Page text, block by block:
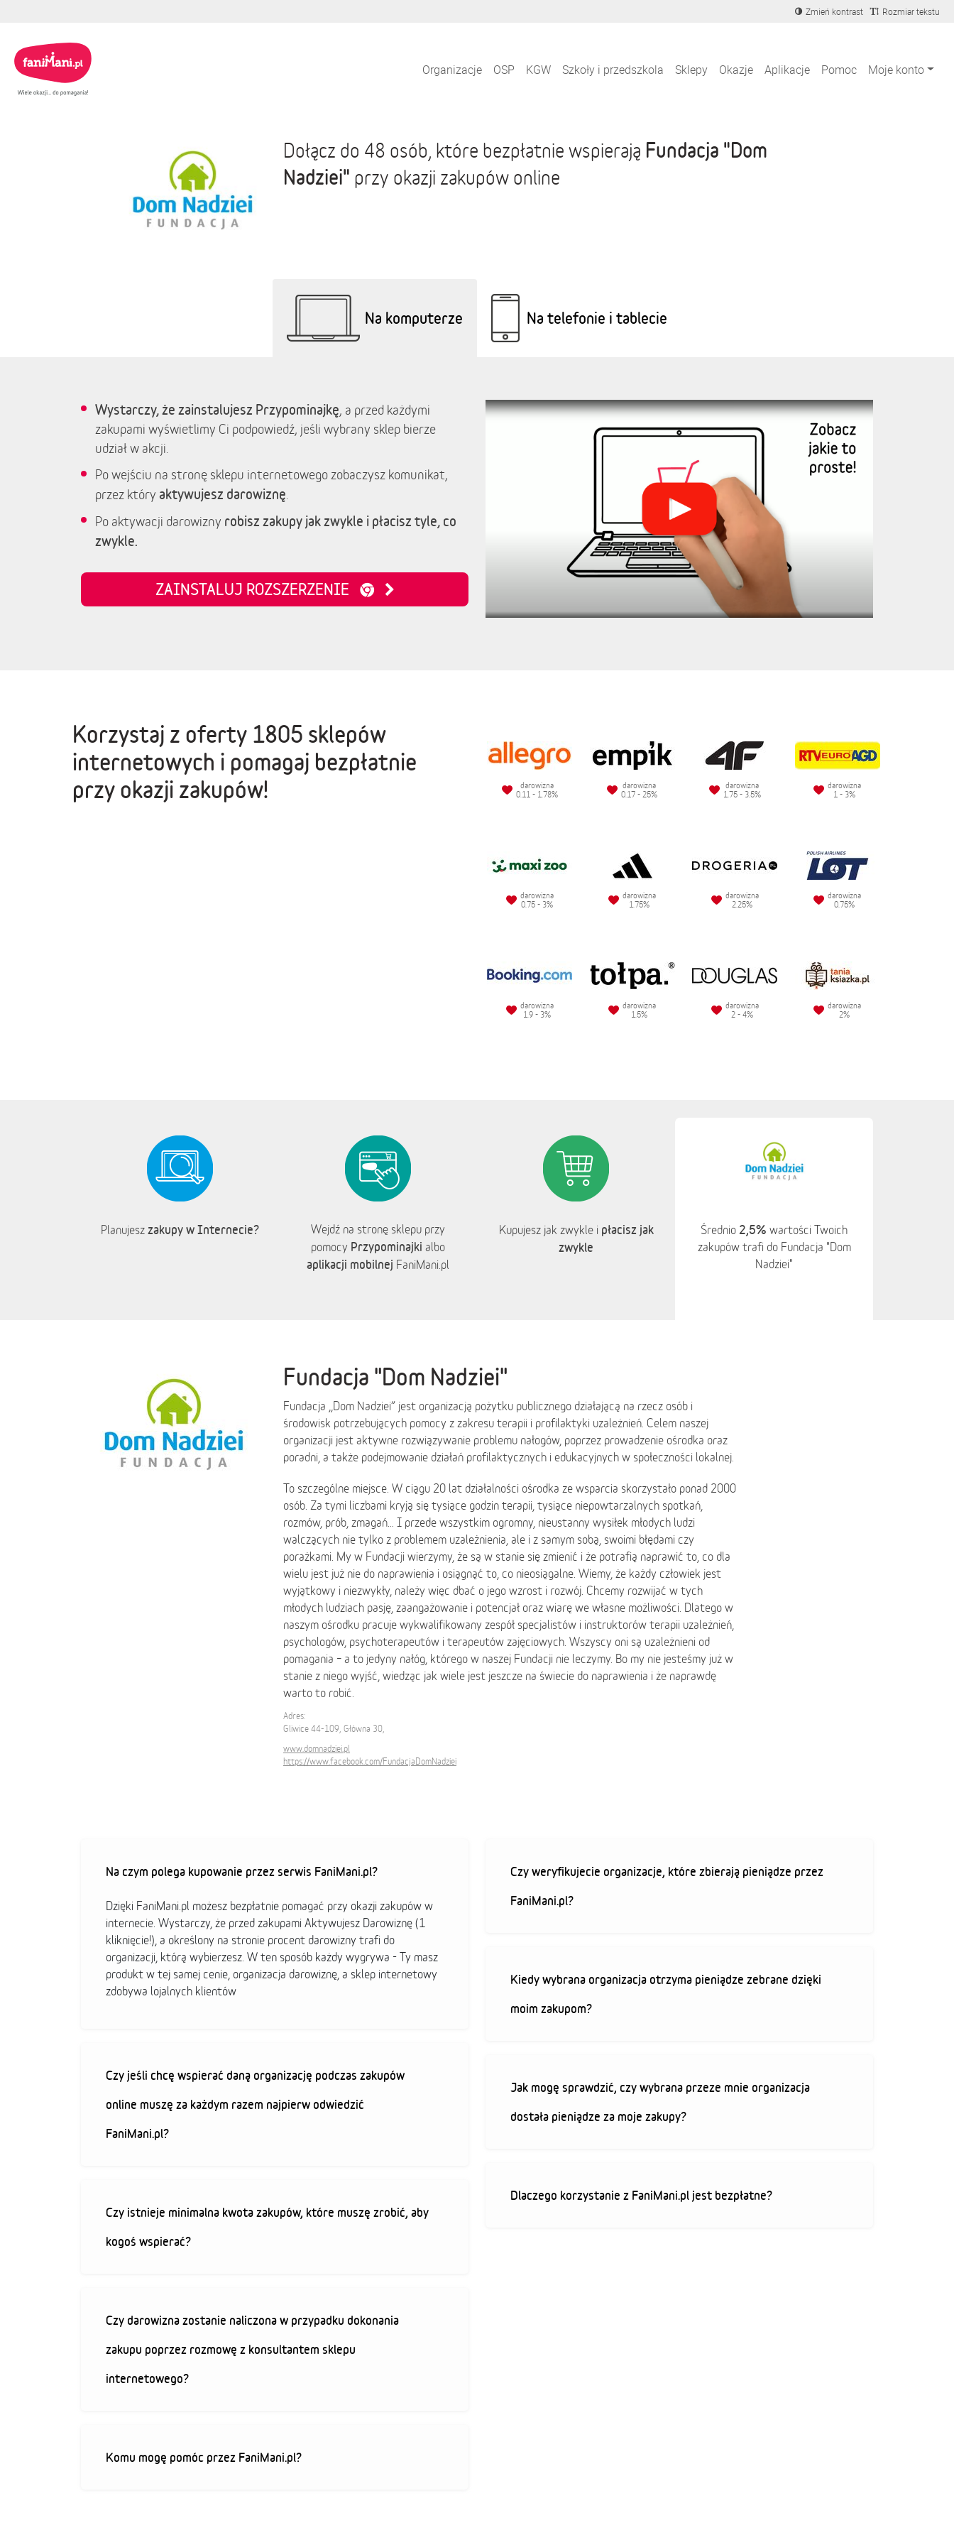
Zmień kontrast Rozmiar tekstu
Organizacje OSP KGW Szkoły i przedszkola Sklepy Okazje Aplikacje Pomoc Moje konto
Dołącz do 48 osób, które bezpłatnie wspierają Fundacja "Dom
Nadziei" przy okazji zakupów online
Na komputerze Na telefonie i tablecie
Wystarczy, że zainstalujesz Przypominajkę, a przed każdymi
zakupami wyświetlimy Ci podpowiedź, jeśli wybrany sklep bierze
udział w akcji.
Po wejściu na stronę sklepu internetowego zobaczysz komunikat,
przez który aktywujesz darowiznę
Po aktywacji darowizny robisz zakupy jak zwykle i płacisz tyle, co
zwykle.
ZAINSTALUJ ROZSZERZENIE
Korzystaj z oferty 1805 sklepów
internetowych i pomagaj bezpłatnie
przy okazji zakupów!
darowizna
0.11 - 1.78%
darowizna
0.17 - 25%
darowizna
1.75 - 3.5%
darowizna
1 - 3%
darowizna
0.75 - 3%
darowizna
1.75%
darowizna
2.25%
darowizna
0.75%
darowizna
1.9 - 3%
darowizna
1.5%
darowizna
2 - 4%
darowizna
2%
Planujesz zakupy w Internecie?
Wejdź na stronę sklepu przy
pomocy Przypominajki albo
aplikacji mobilnej FaniMani.pl
Kupujesz jak zwykle i płacisz jak
zwykle
Średnio 2,5% wartości Twoich
zakupów trafi do Fundacja "Dom
Nadziei"
Fundacja "Dom Nadziei"
Fundacja ,,Dom Nadziei” jest organizacją pożytku publicznego działającą na rzecz osób i
środowisk potrzebujących pomocy z zakresu terapii i profilaktyki uzależnień. Celem naszej
organizacji jest aktywne rozwiązywanie problemu nałogów, poprzez prowadzenie ośrodka oraz
poradni, a także podejmowanie działań profilaktycznych i edukacyjnych w społeczności lokalnej.
To szczególne miejsce. W ciągu 20 lat działalności ośrodka ze wsparcia skorzystało ponad 2000
osób. Za tymi liczbami kryją się tysiące godzin terapii, tysiące niepowtarzalnych spotkań,
rozmów, prób, zmagań… I przede wszystkim ogromny, nieustanny wysiłek młodych ludzi
walczących nie tylko z problemem uzależnienia, ale i z samym sobą, swoimi błędami czy
porażkami. My w Fundacji wierzymy, że są w stanie się zmienić i że potrafią naprawić to, co dla
wielu jest już nie do naprawienia i osiągnąć to, co nieosiągalne. Wiemy, że każdy człowiek jest
wyjątkowy i niezwykły, należy więc dbać o jego wzrost i rozwój. Chcemy rozwijać w tych
młodych ludziach pasję, zaangażowanie i potencjał oraz wiarę we własne możliwości. Dlatego w
naszym ośrodku pracuje wykwalifikowany zespół specjalistów i instruktorów terapii uzależnień,
psychologów, psychoterapeutów i terapeutów zajęciowych. Wszyscy oni są uzależnieni od
pomagania – a to jedyny nałóg, którego w naszej Fundacji nie leczymy. Bo my nie jesteśmy już w
stanie z niego wyjść, wiedząc jak wiele jest jeszcze na świecie do naprawienia i że naprawdę
warto to robić.
Adres:
Gliwice 44-109, Główna 30,
www.domnadziei.pl
https://www.facebook.com/FundacjaDomNadziei
Na czym polega kupowanie przez serwis FaniMani.pl?
Dzięki FaniMani.pl możesz bezpłatnie pomagać przy okazji zakupów w
internecie. Wystarczy, że przed zakupami Aktywujesz Darowiznę (1
kliknięcie!), a określony na stronie procent darowizny trafi do
organizacji, którą wybierzesz. W ten sposób każdy wygrywa - Ty masz
produkt w tej samej cenie, organizacja darowiznę, a sklep internetowy
zdobywa lojalnych klientów
Czy jeśli chcę wspierać daną organizację podczas zakupów
online muszę za każdym razem najpierw odwiedzić
FaniMani.pl?
Czy istnieje minimalna kwota zakupów, które muszę zrobić, aby
kogoś wspierać?
Czy darowizna zostanie naliczona w przypadku dokonania
zakupu poprzez rozmowę z konsultantem sklepu
internetowego?
Komu mogę pomóc przez FaniMani.pl?
Czy weryfikujecie organizacje, które zbierają pieniądze przez
FaniMani.pl?
Kiedy wybrana organizacja otrzyma pieniądze zebrane dzięki
moim zakupom?
Jak mogę sprawdzić, czy wybrana przeze mnie organizacja
dostała pieniądze za moje zakupy?
Dlaczego korzystanie z FaniMani.pl jest bezpłatne?